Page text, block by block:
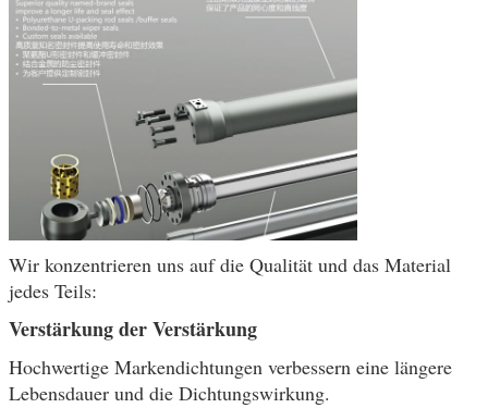
Wir konzentrieren uns auf die Qualität und das Material
jedes Teils:
Verstärkung der Verstärkung
Hochwertige Markendichtungen verbessern eine längere
Lebensdauer und die Dichtungswirkung.